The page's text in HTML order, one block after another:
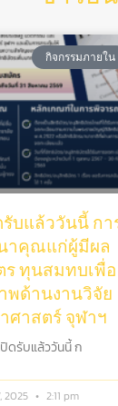
กิจกรรมภายใน
บแล้ววันนี้ กา
าคุณแก่ผู้มีผล
ทุนสมทบเพื่อ
พด้านงานวิจัย
าสตร์ จุฬาฯ
ดรับแล้ววันนี้ ก
2025 2:11 pm